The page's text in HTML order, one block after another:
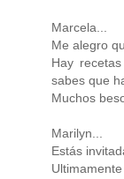
Marcela...
Me alegro
Hay
sabes que
Muchos
Marilyn...
Estás